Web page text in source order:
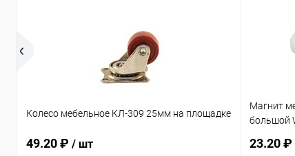
Колесо мебельное КЛ-309 25мм на площадке
49.20 ₽ / шт
Магнит
большой
23.20 ₽